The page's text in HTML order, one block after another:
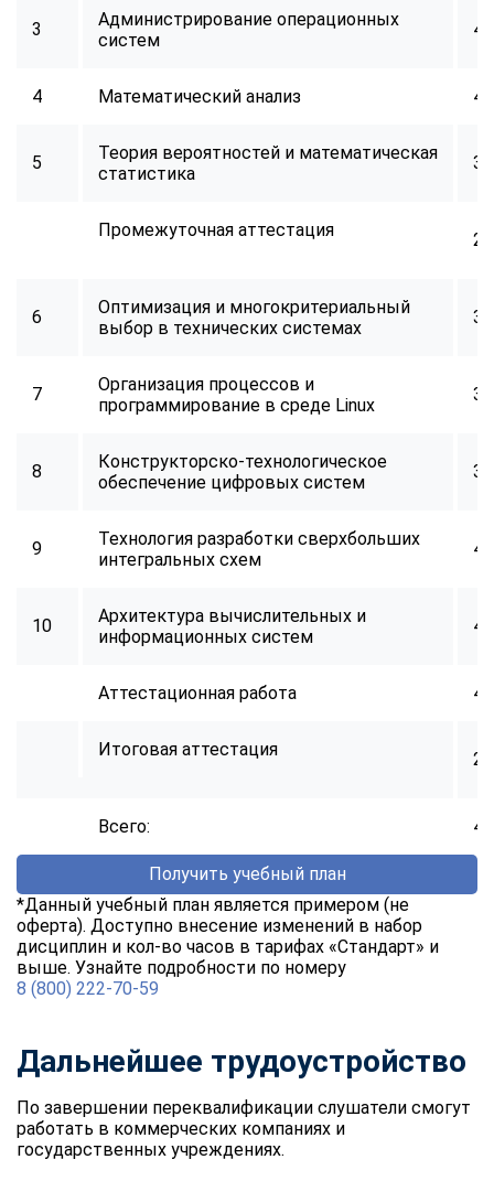
3
Администрирование операционных
систем
40
4 Математический анализ 40
5
Теория вероятностей и математическая
статистика
32
Промежуточная аттестация 2
6
Оптимизация и многокритериальный
выбор в технических системах
34
7
Организация процессов и
программирование в среде Linux
32
8
Конструкторско-технологическое
обеспечение цифровых систем
34
9
Технология разработки сверхбольших
интегральных схем
40
10
Архитектура вычислительных и
информационных систем
40
Аттестационная работа 40
Итоговая аттестация 2
Всего:
Получить учебный план
*Данный учебный план является примером (не
оферта). Доступно внесение изменений в набор
дисциплин и кол-во часов в тарифах «Стандарт» и
выше. Узнайте подробности по номеру
8 (800) 222-70-59
Дальнейшее трудоустройство
По завершении переквалификации слушатели смогут
работать в коммерческих компаниях и
государственных учреждениях.